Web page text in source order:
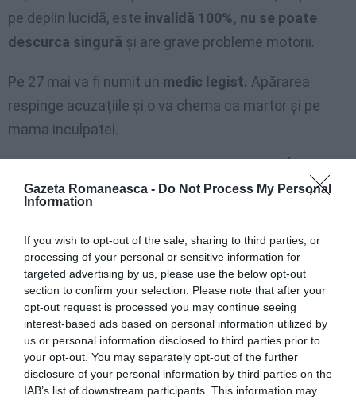
Gazeta Romaneasca - Do Not Process My Personal
Information
If you wish to opt-out of the sale, sharing to third parties, or
processing of your personal or sensitive information for
targeted advertising by us, please use the below opt-out
section to confirm your selection. Please note that after your
opt-out request is processed you may continue seeing
interest-based ads based on personal information utilized by
us or personal information disclosed to third parties prior to
your opt-out. You may separately opt-out of the further
disclosure of your personal information by third parties on the
IAB’s list of downstream participants. This information may
pe deplin lucidă, este invalidă 100%, nu se poate
descurca singură şi are grave probleme motorii.
Pe 27 mai va fi numit un medic legist. Apărarea
respinge acuzaţiile şi o va chema ca martor şi pe
mama inculpatei.
Îngrijitoare hoață: a furat bijuteriile bătrânilor pentru care lucra.
Acuzata pe nedrept de hoție: „Italienii mă terorizează, am nevoie de
ajutorul ambasadei României”
See
more
Articolul anterior
Alianţa Românilor intră în lupta electorală
cu candidaţi în Campania şi Puglia
Următorul articol
Român arestat la Ragusa pentru că și-a